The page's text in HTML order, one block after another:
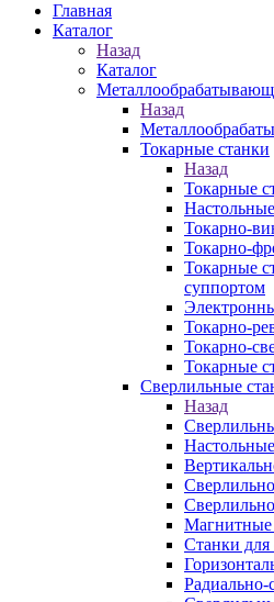
Главная
Каталог
Назад
Каталог
Назад
Токарные станки
Назад
Токарные
Токарно-
Токарно-
Токарные
суппортом
Токарно-
Токарно-
Токарные
Сверлильные
Назад
Магнитные
Станки для
Радиально-